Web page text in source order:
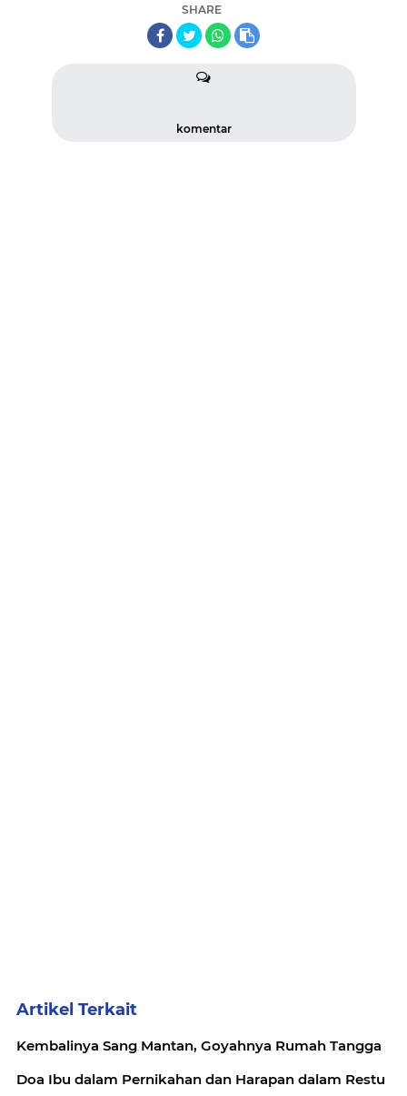
SHARE
komentar
Artikel Terkait
Kembalinya Sang Mantan, Goyahnya Rumah Tangga
Doa Ibu dalam Pernikahan dan Harapan dalam Restu